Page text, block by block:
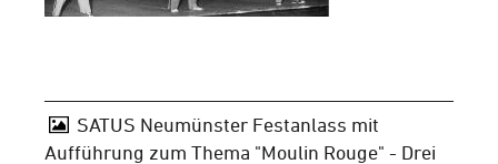
SATUS Neumünster Festanlass mit
Aufführung zum Thema "Moulin Rouge" - Drei